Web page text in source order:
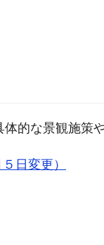
的な景観施策
日変更）